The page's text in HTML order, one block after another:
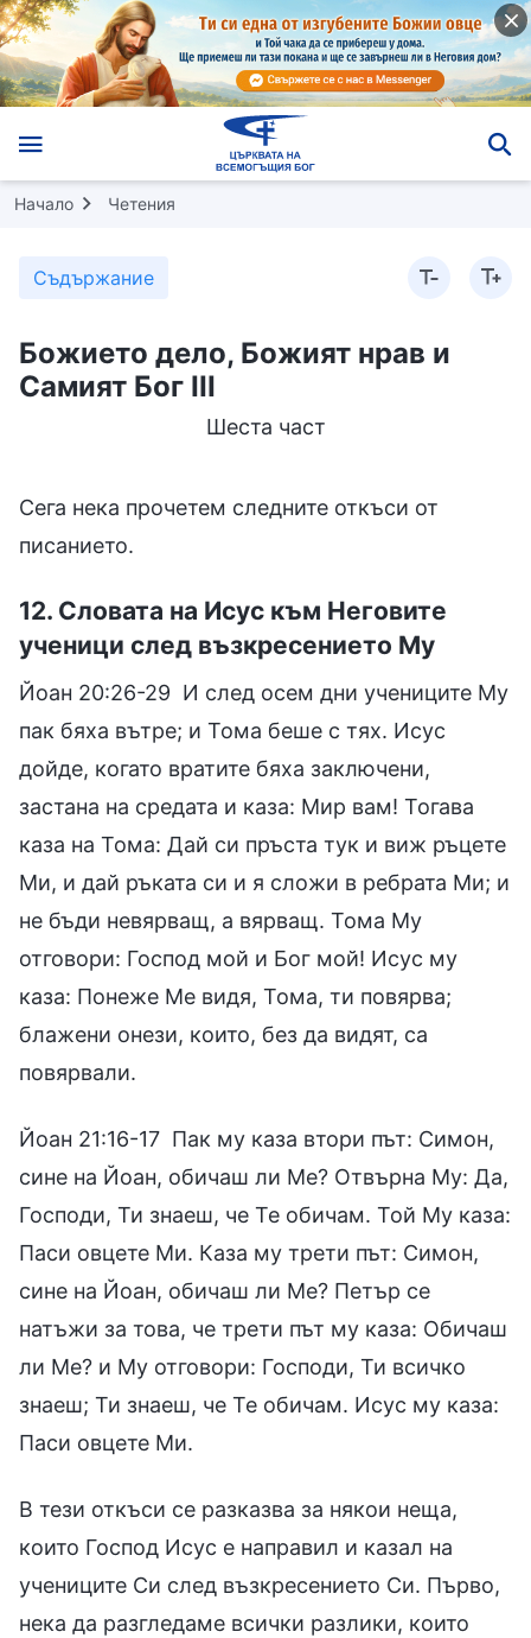
Начало Четения
Съдържание
Божието дело, Божият нрав и
Самият Бог III
Шеста част
Сега нека прочетем следните откъси от
писанието.
12. Словата на Исус към Неговите
ученици след възкресението Му
Йоан 20:26-29 И след осем дни учениците Му
пак бяха вътре; и Тома беше с тях. Исус
дойде, когато вратите бяха заключени,
застана на средата и каза: Мир вам! Тогава
каза на Тома: Дай си пръста тук и виж ръцете
Ми, и дай ръката си и я сложи в ребрата Ми; и
не бъди невярващ, а вярващ. Тома Му
отговори: Господ мой и Бог мой! Исус му
каза: Понеже Ме видя, Тома, ти повярва;
блажени онези, които, без да видят, са
повярвали.
Йоан 21:16-17 Пак му каза втори път: Симон,
сине на Йоан, обичаш ли Ме? Отвърна Му: Да,
Господи, Ти знаеш, че Те обичам. Той Му каза:
Паси овцете Ми. Каза му трети път: Симон,
сине на Йоан, обичаш ли Ме? Петър се
натъжи за това, че трети път му каза: Обичаш
ли Ме? и Му отговори: Господи, Ти всичко
знаеш; Ти знаеш, че Те обичам. Исус му каза:
Паси овцете Ми.
В тези откъси се разказва за някои неща,
които Господ Исус е направил и казал на
учениците Си след възкресението Си. Първо,
нека да разгледаме всички разлики, които